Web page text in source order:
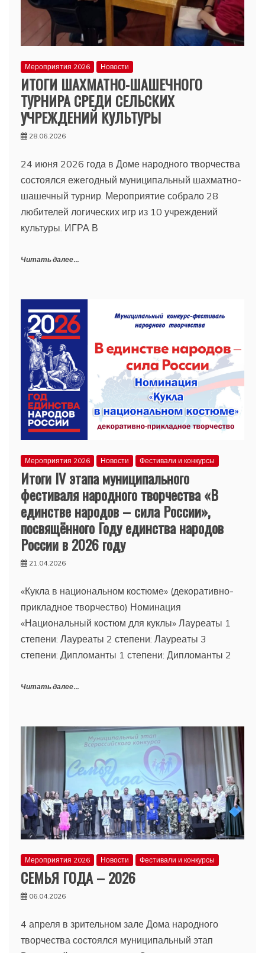
Мероприятия 2026 Новости
ИТОГИ ШАХМАТНО-ШАШЕЧНОГО
ТУРНИРА СРЕДИ СЕЛЬСКИХ
УЧРЕЖДЕНИЙ КУЛЬТУРЫ
28.06.2026
24 июня 2026 года в Доме народного творчества
состоялся ежегодный муниципальный шахматно-
шашечный турнир. Мероприятие собрало 28
любителей логических игр из 10 учреждений
культуры. ИГРА В
Читать далее...
Мероприятия 2026 Новости Фестивали и конкурсы
Итоги IV этапа муниципального
фестиваля народного творчества «В
единстве народов – сила России»,
посвящённого Году единства народов
России в 2026 году
21.04.2026
«Кукла в национальном костюме» (декоративно-
прикладное творчество) Номинация
«Национальный костюм для куклы» Лауреаты 1
степени: Лауреаты 2 степени: Лауреаты 3
степени: Дипломанты 1 степени: Дипломанты 2
Читать далее...
Мероприятия 2026 Новости Фестивали и конкурсы
СЕМЬЯ ГОДА – 2026
06.04.2026
4 апреля в зрительном зале Дома народного
творчества состоялся муниципальный этап